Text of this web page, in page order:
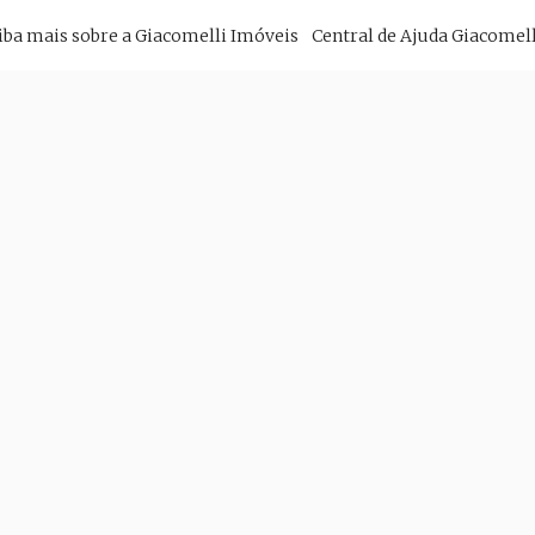
mais sobre a Giacomelli Imóveis Central de Ajuda